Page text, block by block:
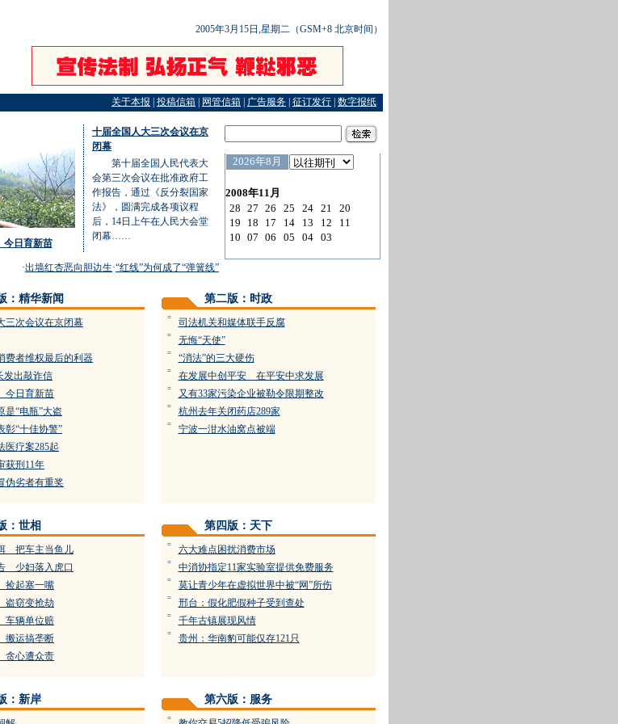
2005年3月15日,星期二（GSM+8 北京时间）
关于本报 投稿信箱 网管信箱 广告服务 征订发行 数字报纸
日育新苗
十届全国人大三次会议在京
闭幕
第十届全国人民代表大
会第三次会议在批准政府工
作报告，通过《反分裂国家
法》，圆满完成各项议程
后，14日上午在人民大会堂
闭幕……
出墙红杏恶向胆边生·“红线”为何成了“弹簧线”·六大难点困扰消费市场
：精华新闻
三次会议在京闭幕
费者维权最后的利器
发出敲诈信
日育新苗
是“电瓶”大盗
彰“十佳协警”
医疗案285起
获刑11年
伪劣者有重奖
第二版：时政
= 司法机关和媒体联手反腐
= 无悔“天使”
= “消法”的三大硬伤
= 在发展中创平安 在平安中求发展
= 又有33家污染企业被勒令限期整改
= 杭州去年关闭药店289家
= 宁波一泔水油窝点被端
：世相
把车主当鱼儿
少妇落入虎口
起塞一嘴
窃变抢劫
辆单位赔
运搞垄断
心遭众责
第四版：天下
= 六大难点困扰消费市场
= 中消协指定11家实验室提供免费服务
= 莫让青少年在虚拟世界中被“网”所伤
= 邢台：假化肥假种子受到查处
= 千年古镇展现风情
= 贵州：华南豹可能仅存121只
：新岸 第六版：服务
=